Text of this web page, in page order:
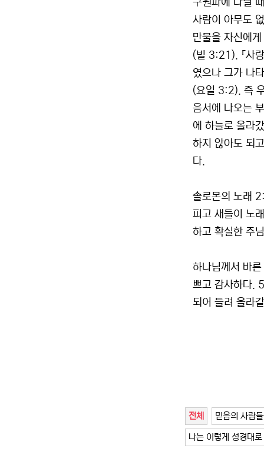
구원파에 다닐
사람이 아무도
만물을 자신에
(빌 3:21). 『사
였으나 그가 나
(요일 3:2). 즉
음서에 나오는
에 하늘로 올라
하지 않아도 되
다.
솔로몬의 노래
피고 새들이 노
하고 확실한 주
하나님께서 바
쁘고 감사하다.
되어 들려 올라
전체 믿음의 사람
나는 이렇게 성경대